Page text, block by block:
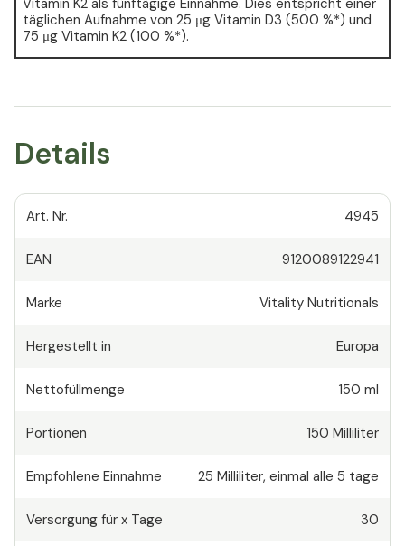
Vitamin K2 als fünftägige Einnahme. Dies entspricht einer
täglichen Aufnahme von 25 μg Vitamin D3 (500 %*) und
75 μg Vitamin K2 (100 %*).
Details
Art. Nr. 4945
EAN 9120089122941
Marke Vitality Nutritionals
Hergestellt in Europa
Nettofüllmenge 150 ml
Portionen 150 Milliliter
Empfohlene Einnahme 25 Milliliter, einmal alle 5 tage
Versorgung für x Tage 30